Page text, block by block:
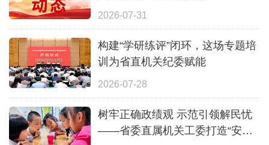
2026-07-31
构建“学研练评”闭环，这场专题培
训为省直机关纪委赋能
2026-07-28
树牢正确政绩观 示范引领解民忧
——省委直属机关工委打造“安心